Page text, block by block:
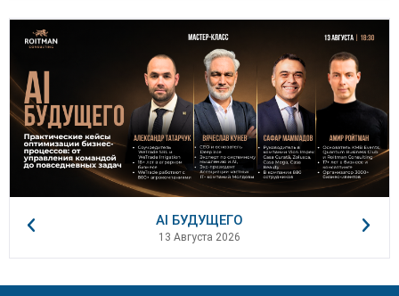
AI БУДУЩЕГО
13 Августа 2026